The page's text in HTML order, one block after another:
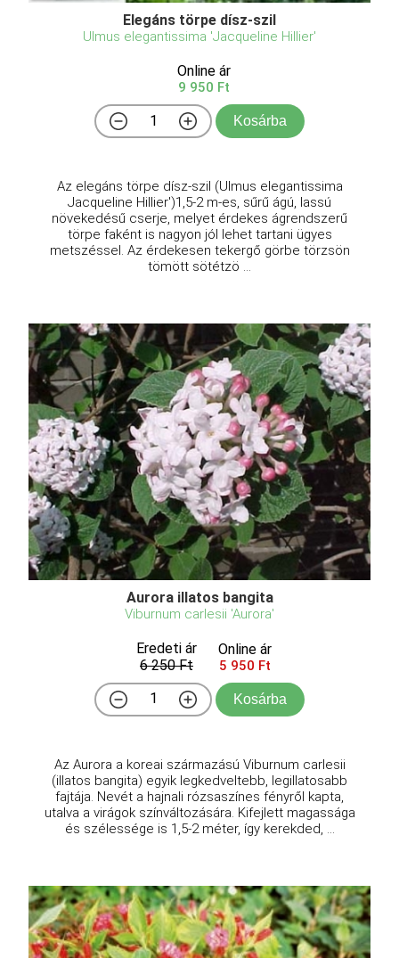
Elegáns törpe dísz-szil
Ulmus elegantissima 'Jacqueline Hillier'
Online ár
9 950 Ft
Kosárba
Az elegáns törpe dísz-szil (Ulmus elegantissima
Jacqueline Hillier')1,5-2 m-es, sűrű ágú, lassú
növekedésű cserje, melyet érdekes ágrendszerű
törpe faként is nagyon jól lehet tartani ügyes
metszéssel. Az érdekesen tekergő görbe törzsön
tömött sötétzö ...
Aurora illatos bangita
Viburnum carlesii 'Aurora'
Eredeti ár
6 250 Ft
Online ár
5 950 Ft
Kosárba
Az Aurora a koreai származású Viburnum carlesii
(illatos bangita) egyik legkedveltebb, legillatosabb
fajtája. Nevét a hajnali rózsaszínes fényről kapta,
utalva a virágok színváltozására. Kifejlett magassága
és szélessége is 1,5-2 méter, így kerekded, ...